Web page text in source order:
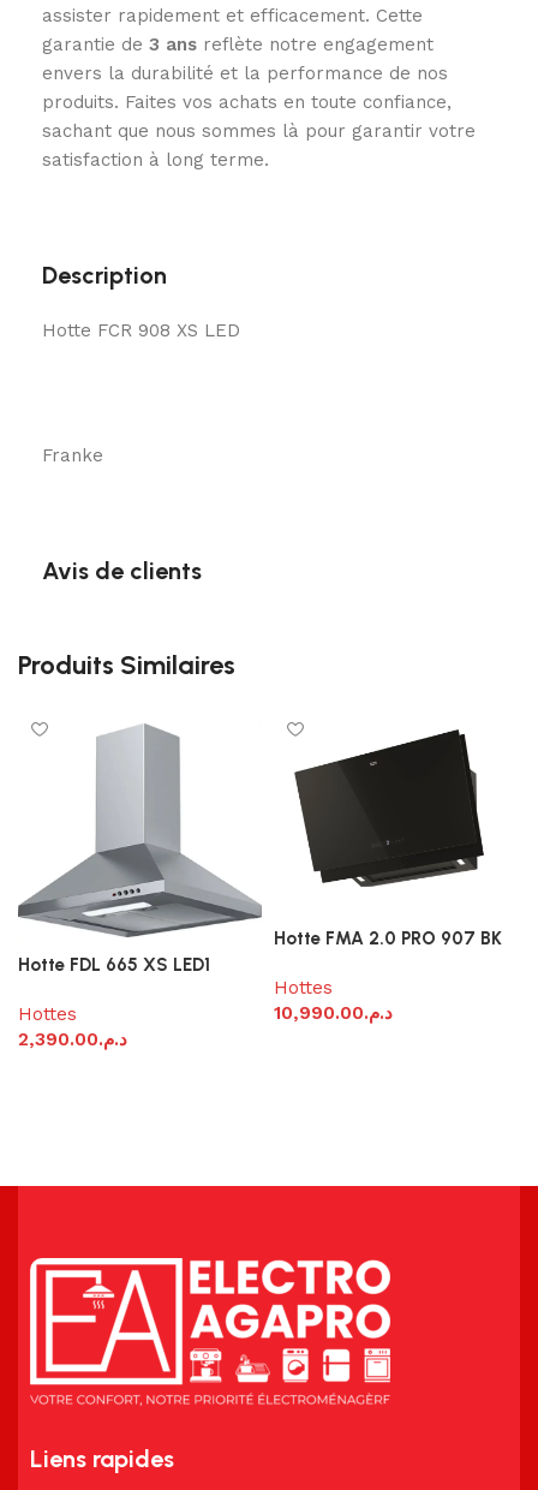
assister rapidement et efficacement. Cette
garantie de 3 ans reflète notre engagement
envers la durabilité et la performance de nos
produits. Faites vos achats en toute confiance,
sachant que nous sommes là pour garantir votre
satisfaction à long terme.
Description
Hotte FCR 908 XS LED
Franke
Avis de clients
Produits Similaires
Hotte FDL 665 XS LED1
Hottes
د.م.2,390.00
Hotte FMA 2.0 PRO 907 BK
Hottes
د.م.10,990.00
Liens rapides